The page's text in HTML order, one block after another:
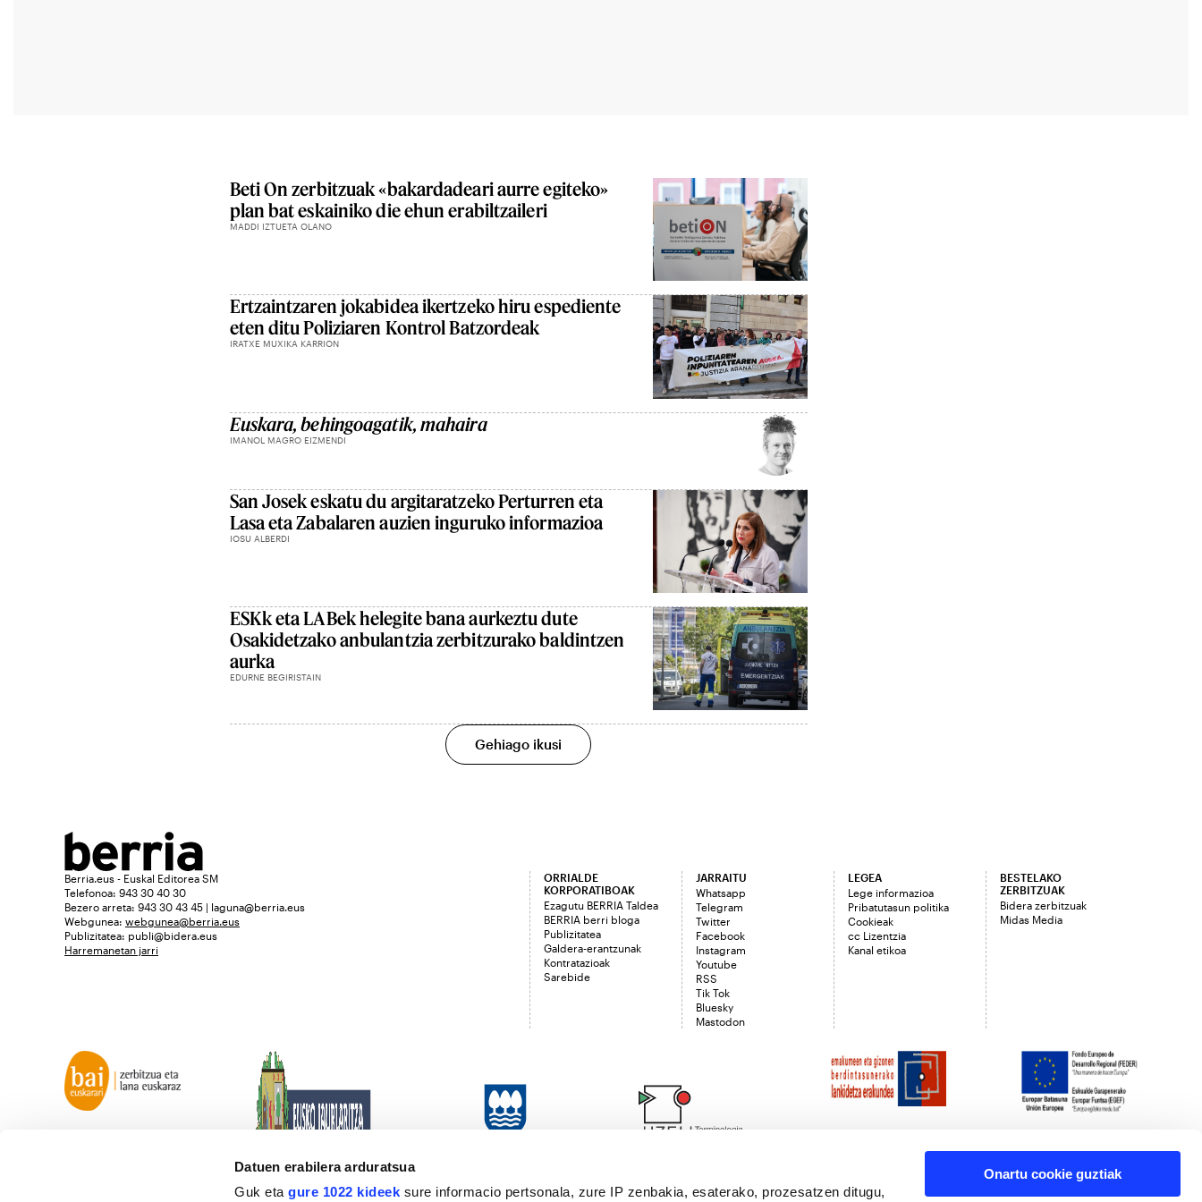
Datuen erabilera arduratsua
Guk etagure 1022 kideek sure informacio pertsonala, zure IP zenbakia, esaterako, prozesatzen ditugu,
Onartu cookie guztiak
Beti On zerbitzuak «bakardadeari aurre egiteko»
plan bat eskainiko die ehun erabiltzaileri
MADDI IZTUETA OLANO
Ertzaintzaren jokabidea ikertzeko hiru espediente
eten ditu Poliziaren Kontrol Batzordeak
IRATXE MUXIKA KARRION
Euskara, behingoagatik, mahaira
IMANOL MAGRO EIZMENDI
San Josek eskatu du argitaratzeko Perturren eta
Lasa eta Zabalaren auzien inguruko informazioa
IOSU ALBERDI
ESKk eta LABek helegite bana aurkeztu dute
Osakidetzako anbulantzia zerbitzurako baldintzen
aurka
EDURNE BEGIRISTAIN
Gehiago ikusi
Berria.eus - Euskal Editorea SM
Telefonoa: 943 30 40 30
Bezero arreta: 943 30 43 45 | laguna@berria.eus
Webgunea: webgunea@berria.eus
Publizitatea: publi@bidera.eus
Harremanetan jarri
ORRIALDE
KORPORATIBOAK
Ezagutu BERRIA Taldea
BERRIA berri bloga
Publizitatea
Galdera-erantzunak
Kontratazioak
Sarebide
JARRAITU
Whatsapp
Telegram
Twitter
Facebook
Instagram
Youtube
RSS
Tik Tok
Bluesky
Mastodon
LEGEA
Lege informazioa
Pribatutasun politika
Cookieak
cc Lizentzia
Kanal etikoa
BESTELAKO
ZERBITZUAK
Bidera zerbitzuak
Midas Media